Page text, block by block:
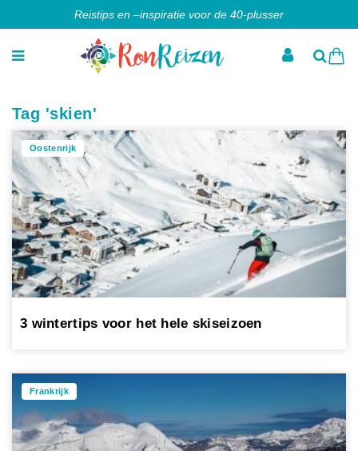
Reistips en –inspiratie voor de 40-plusser
Tag 'skien'
Oostenrijk
3 wintertips voor het hele skiseizoen
Frankrijk